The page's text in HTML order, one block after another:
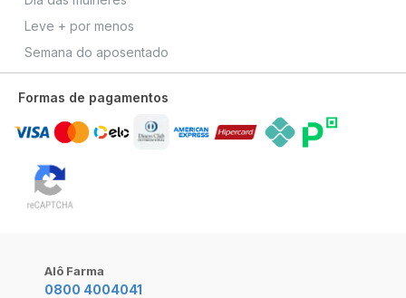
Leve + por menos
Semana do aposentado
Formas de pagamentos
Alô Farma
0800 4004041